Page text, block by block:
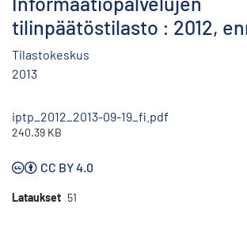
tilinpäätöstilasto : 2012,
Tilastokeskus
2013
iptp_2012_2013-09-19_fi.pdf
240.39 KB
CC BY 4.0
Lataukset 51